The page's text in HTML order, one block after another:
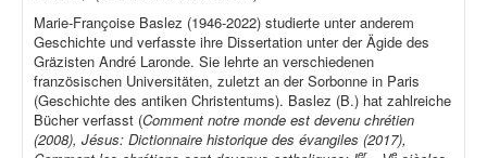
Marie-Françoise Baslez (1946-2022) studierte unter anderem
Geschichte und verfasste ihre Dissertation unter der Ägide des
Gräzisten André Laronde. Sie lehrte an verschiedenen
französischen Universitäten, zuletzt an der Sorbonne in Paris
(Geschichte des antiken Christentums). Baslez (B.) hat zahlreiche
Bücher verfasst (Comment notre monde est devenu chrétien
(2008), Jésus: Dictionnaire historique des évangiles (2017),